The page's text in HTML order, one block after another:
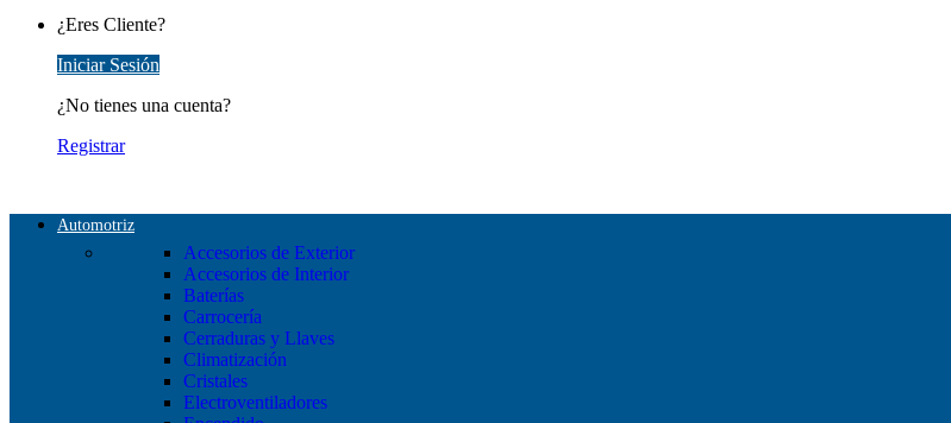
¿Eres Cliente?
Iniciar Sesión
¿No tienes una cuenta?
Registrar
Automotriz
Accesorios de Exterior
Accesorios de Interior
Baterías
Carrocería
Cerraduras y Llaves
Climatización
Cristales
Electroventiladores